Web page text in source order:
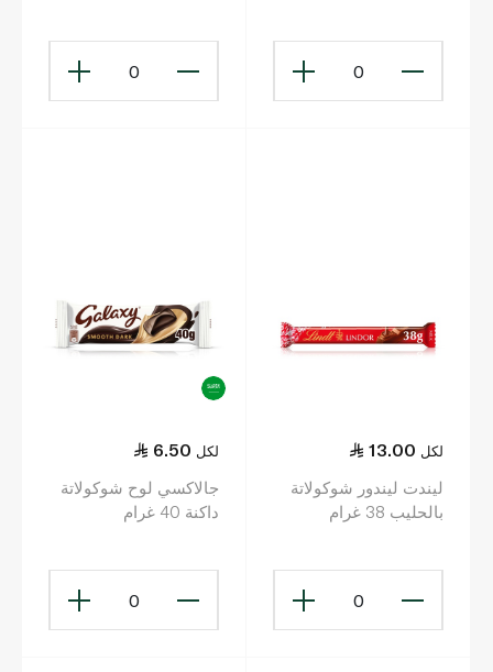
0
0
13.00 لكل
ليندت ليندور شوكولاتة
بالحليب 38 غرام
0
6.50 لكل
جالاكسي لوح شوكولاتة
داكنة 40 غرام
0